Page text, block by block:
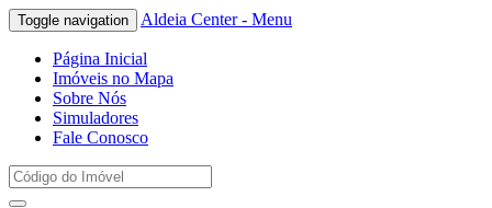
Toggle navigation Aldeia Center - Menu
Página Inicial
Imóveis no Mapa
Sobre Nós
Simuladores
Fale Conosco